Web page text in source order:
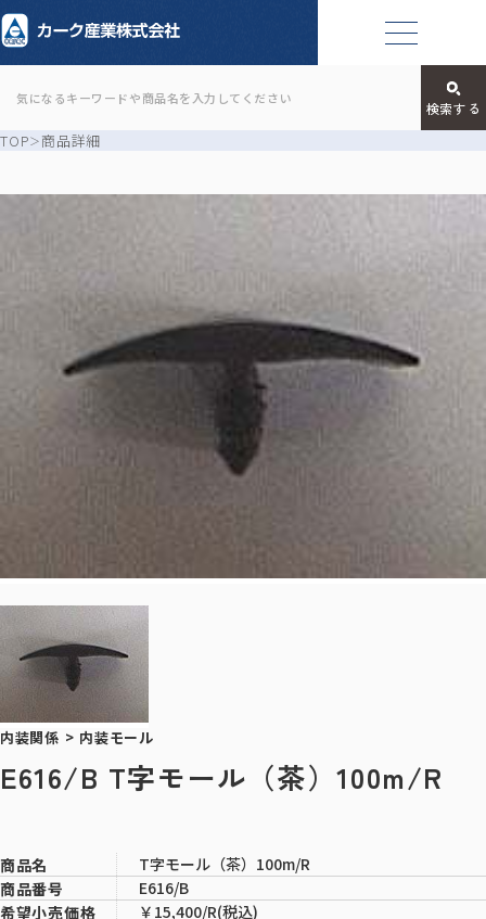
TOP 商品詳細
内装関係 > 内装モール
E616/B T字モール（茶）100m/R
商品名
T字モール（茶）100m/R
商品番号
E616/B
希望小売価格
￥15,400/R(税込)